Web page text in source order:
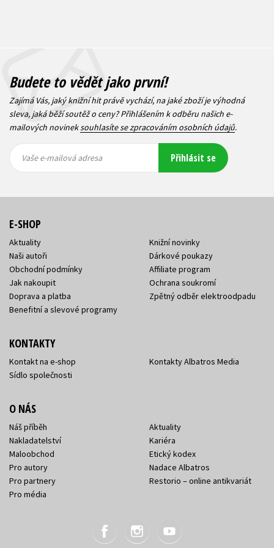
Budete to vědět jako první!
Zajímá Vás, jaký knižní hit právě vychází, na jaké zboží je výhodná
sleva, jaká běží soutěž o ceny? Přihlášením k odběru našich e-
mailových novineksouhlasíte se zpracováním osobních údajů.
mailová
mailová
Vaše e-mailová adresa Přihlásit se
E-SHOP
Aktuality
Naši autoři
Obchodní podmínky
Jak nakoupit
Doprava a platba
Benefitní a slevové programy
Knižní novinky
Dárkové poukazy
Affiliate program
Ochrana soukromí
Zpětný odběr elektroodpadu
KONTAKTY
Kontakt na e-shop
Sídlo společnosti
Kontakty Albatros Media
O NÁS
Náš příběh
Nakladatelství
Maloobchod
Pro autory
Pro partnery
Pro média
Aktuality
Kariéra
Etický kodex
Nadace Albatros
Restorio – online antikvariát